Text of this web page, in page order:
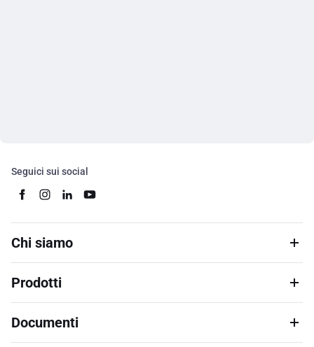
Seguici sui social
Chi siamo
Prodotti
Documenti